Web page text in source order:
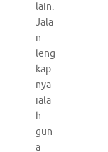
lain.
Jala
n
leng
kap
nya
iala
h
gun
a